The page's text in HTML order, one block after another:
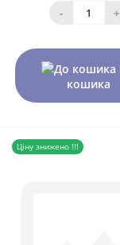
- +
кошика
Ціну знижено !!!